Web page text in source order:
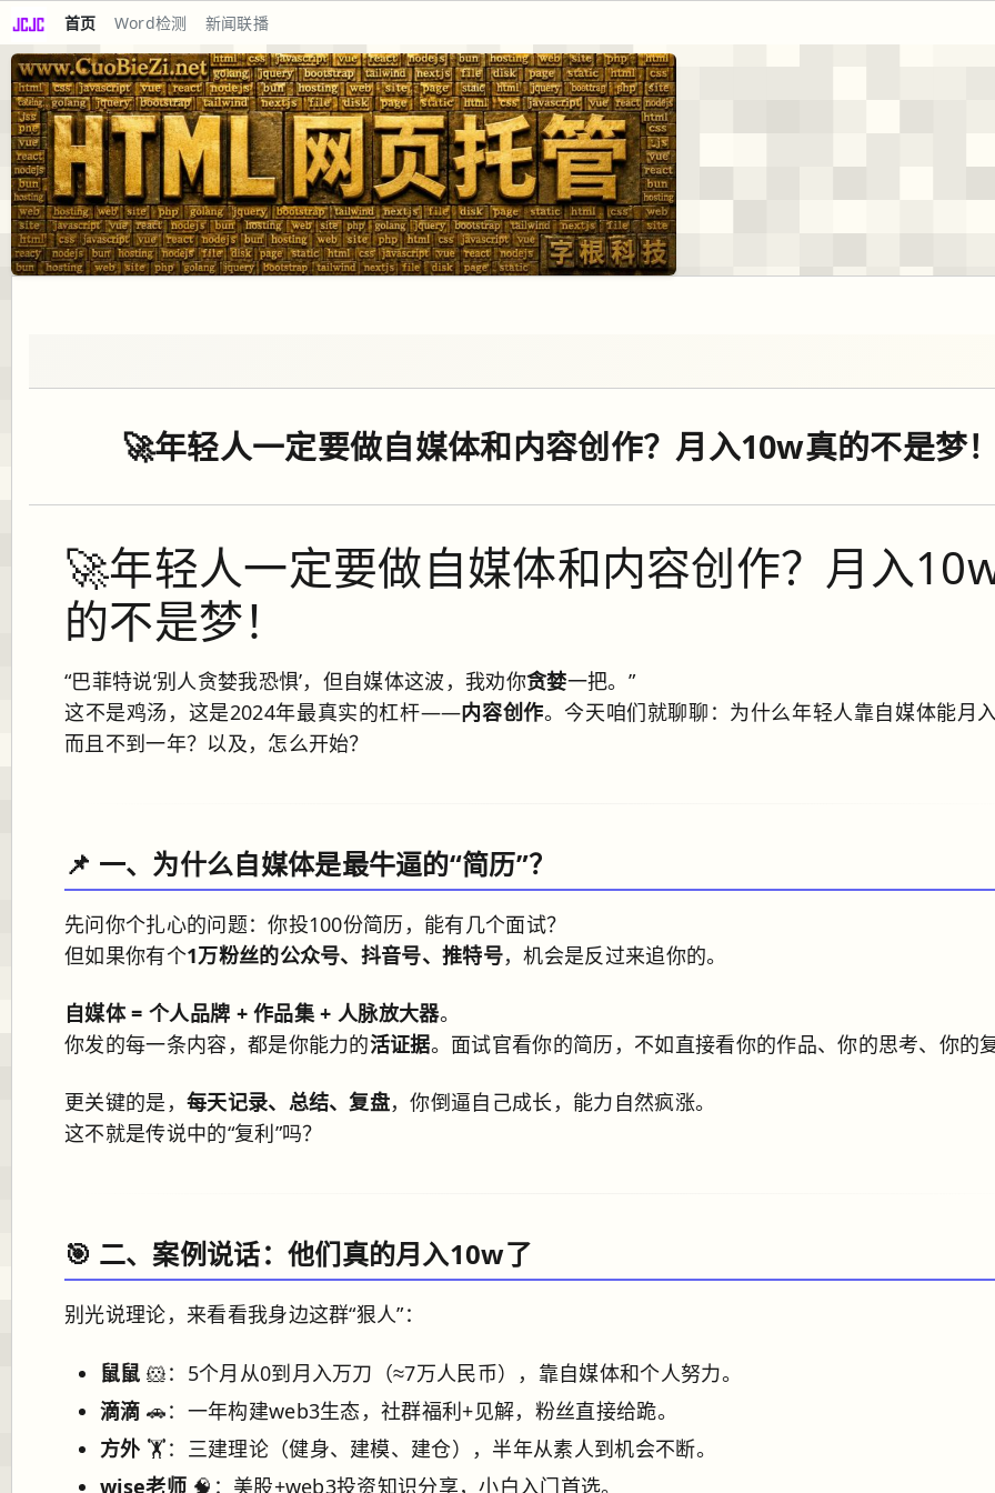
首页 Word检测 新闻联播
🚀年轻人一定要做自媒体和内容创作？月入10w真的不是梦
🚀年轻人一定要做自媒体和内容创作？月入
的不是梦！
“巴菲特说‘别人贪婪我恐惧’，但自媒体这波，我劝你贪婪一把。”
这不是鸡汤，这是2024年最真实的杠杆——内容创作。今天咱们就聊聊：为什么年轻人靠自媒体能月
而且不到一年？以及，怎么开始？
📌 一、为什么自媒体是最牛逼的“简历”？
先问你个扎心的问题：你投100份简历，能有几个面试？
但如果你有个1万粉丝的公众号、抖音号、推特号，机会是反过来追你的。
自媒体 = 个人品牌 + 作品集 + 人脉放大器。
你发的每一条内容，都是你能力的活证据。面试官看你的简历，不如直接看你的作品、你的思考、你的
更关键的是， 每天记录、总结、复盘，你倒逼自己成长，能力自然疯涨。
这不就是传说中的“复利”吗？
🎯 二、案例说话：他们真的月入10w了
别光说理论，来看看我身边这群“狠人”：
鼠鼠 🐹：5个月从0到月入万刀（≈7万人民币），靠自媒体和个人努力。
滴滴 🚗：一年构建web3生态，社群福利+见解，粉丝直接给跪。
方外 🏋️：三建理论（健身、建模、建仓），半年从素人到机会不断。
wise老师🧠：美股+web3投资知识分享，小白入门首选。